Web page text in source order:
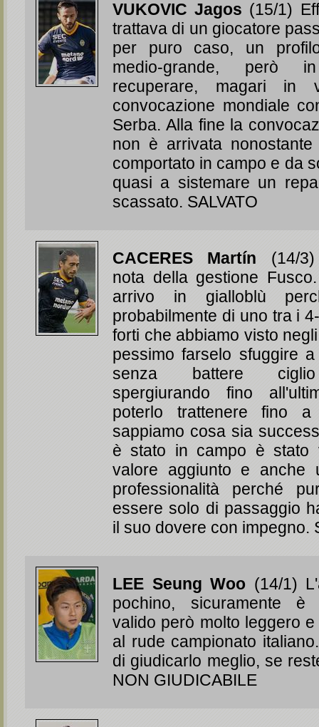
VUKOVIC Jagos (15/1)
trattava di un giocatore
per puro caso, un
medio-grande, però
recuperare, magari in
convocazione mondiale
Serba. Alla fine la
non è arrivata
comportato in campo e da
quasi a sistemare un
scassato. SALVATO
CACERES Martín (14/3)
nota della gestione
arrivo in gialloblù
probabilmente di uno tra i
forti che abbiamo visto
pessimo farselo sfuggire
senza battere
spergiurando fino
poterlo trattenere fino
sappiamo cosa sia
è stato in campo è stato
valore aggiunto e anche
professionalità perché
essere solo di passaggio
il suo dovere con impegno.
LEE Seung Woo (14/1)
pochino, sicuramente è
valido però molto leggero
al rude campionato
di giudicarlo meglio, se
NON GIUDICABILE